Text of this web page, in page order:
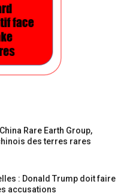
Rare Earth Group,
des terres rares
: Donald Trump doit faire
accusations